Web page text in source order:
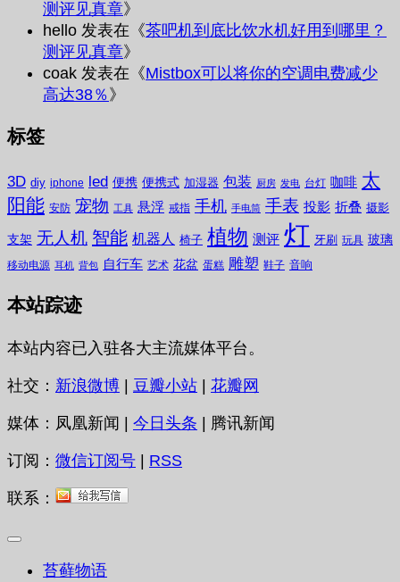
测评见真章》
hello 发表在《茶吧机到底比饮水机好用到哪里？
测评见真章》
coak 发表在《Mistbox可以将你的空调电费减少
高达38％ 》
标签
3D diy iphone led 便携 便携式 加湿器 包装 厨房 发电 台灯 咖啡 太
阳能 安防 宠物 工具 悬浮 戒指 手机 手电筒 手表 投影 折叠 摄影
支架 无人机 智能 机器人 椅子 植物 测评 灯 牙刷 玩具 玻璃
移动电源 耳机 背包 自行车 艺术 花盆 蛋糕 雕塑 鞋子 音响
本站踪迹
本站内容已入驻各大主流媒体平台。
社交： 新浪微博 | 豆瓣小站 | 花瓣网
媒体：凤凰新闻 | 今日头条 | 腾讯新闻
订阅： 微信订阅号 | RSS
联系：
苔藓物语